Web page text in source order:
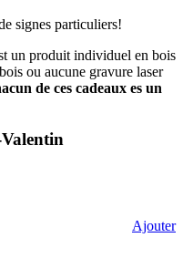
signes particuliers!
un produit individuel en bois
ou aucune gravure laser
de ces cadeaux es un
Ajouter